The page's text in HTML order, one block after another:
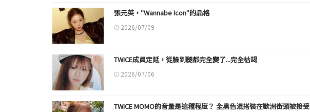
張元英，"Wannabe Icon"的品格
2026/07/09
TWICE成員定延，從臉到腿都完全變了...完全枯竭
2026/07/06
TWICE MOMO的音量是這種程度？ 全黑色混搭裝在歐洲街頭被接受